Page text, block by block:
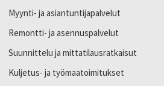
Myynti- ja asiantuntijapalvelut
Remontti- ja asennuspalvelut
Suunnittelu ja mittatilausratkaisut
Kuljetus- ja työmaatoimitukset